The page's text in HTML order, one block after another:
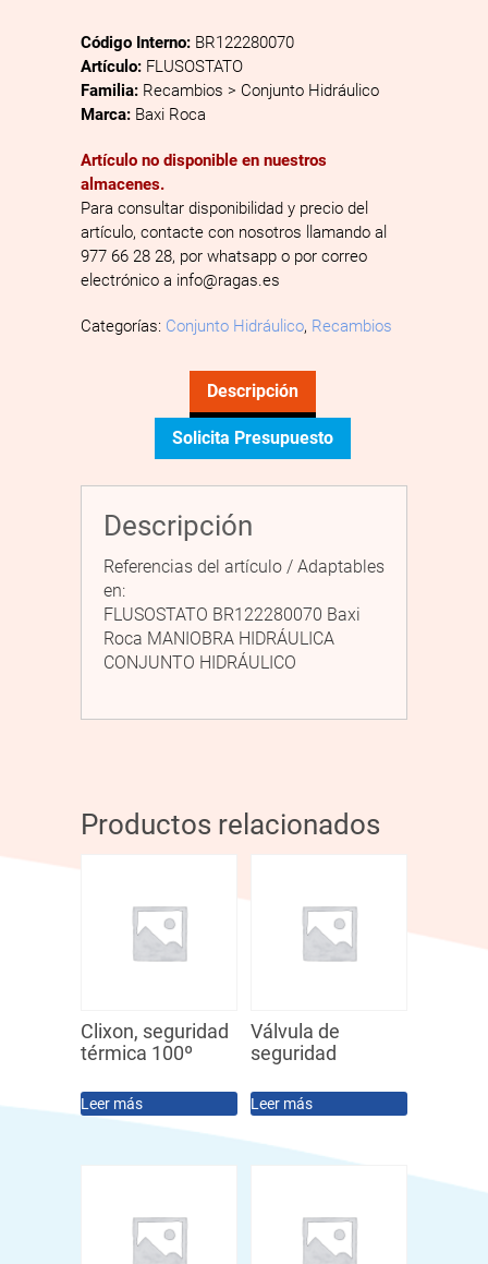
Código Interno: BR122280070
Artículo: FLUSOSTATO
Familia: Recambios > Conjunto Hidráulico
Marca: Baxi Roca
Artículo no disponible en nuestros
almacenes.
Para consultar disponibilidad y precio del
artículo, contacte con nosotros llamando al
977 66 28 28, por whatsapp o por correo
electrónico a info@ragas.es
Categorías: Conjunto Hidráulico, Recambios
Descripción
Solicita Presupuesto
Descripción
Referencias del artículo / Adaptables
en:
FLUSOSTATO BR122280070 Baxi
Roca MANIOBRA HIDRÁULICA
CONJUNTO HIDRÁULICO
Productos relacionados
Clixon, seguridad
térmica 100º
Leer más
Válvula de
seguridad
Leer más